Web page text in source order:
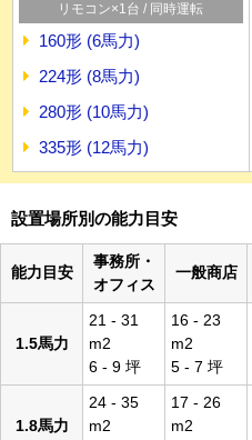
リモコン×1台 / 同時運転
160形 (6馬力)
224形 (8馬力)
280形 (10馬力)
335形 (12馬力)
設置場所別の能力目安
能力目安
事務所・
オフィス
一般商店
1.5馬力
21 - 31
m2
6 - 9 坪
16 - 23
m2
5 - 7 坪
1.8馬力
24 - 35
m2
17 - 26
m2